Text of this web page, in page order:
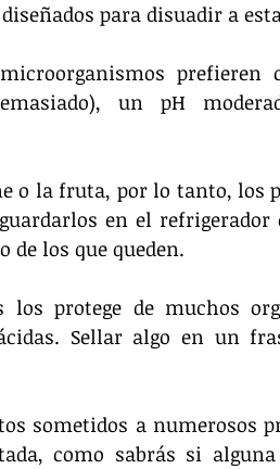
para disuadir a
prefieren
un pH
o la fruta, por lo tanto, los
en el
los que queden.
protege de muchos
Sellar algo en un
sometidos a numerosos
como sabrás si